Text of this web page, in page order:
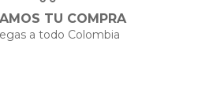
TU COMPRA
a todo Colombia